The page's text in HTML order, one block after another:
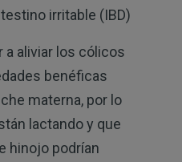
irritable (IBD)
a aliviar los cólicos
benéficas
materna, por lo
lactando y que
hinojo podrían